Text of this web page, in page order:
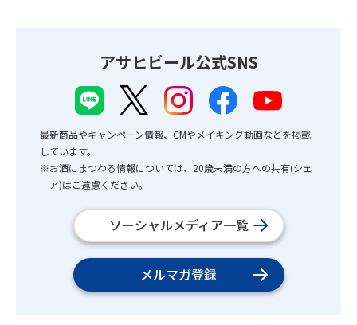
アサヒビール公式SNS
最新商品やキャンペーン情報、CMやメイキング動画などを掲載
しています。
※お酒にまつわる情報については、20歳未満の方への共有(シェ
ア)はご遠慮ください。
ソーシャルメディア一覧
メルマガ登録